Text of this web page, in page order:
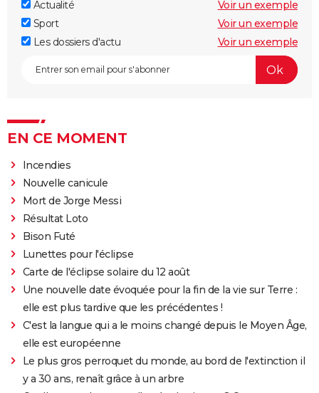
Actualité
Voir un exemple
Sport
Voir un exemple
Les dossiers d'actu
Voir un exemple
EN CE MOMENT
Incendies
Nouvelle canicule
Mort de Jorge Messi
Résultat Loto
Bison Futé
Lunettes pour l'éclipse
Carte de l'éclipse solaire du 12 août
Une nouvelle date évoquée pour la fin de la vie sur Terre :
elle est plus tardive que les précédentes !
C'est la langue qui a le moins changé depuis le Moyen Âge,
elle est européenne
Le plus gros perroquet du monde, au bord de l'extinction il
y a 30 ans, renaît grâce à un arbre